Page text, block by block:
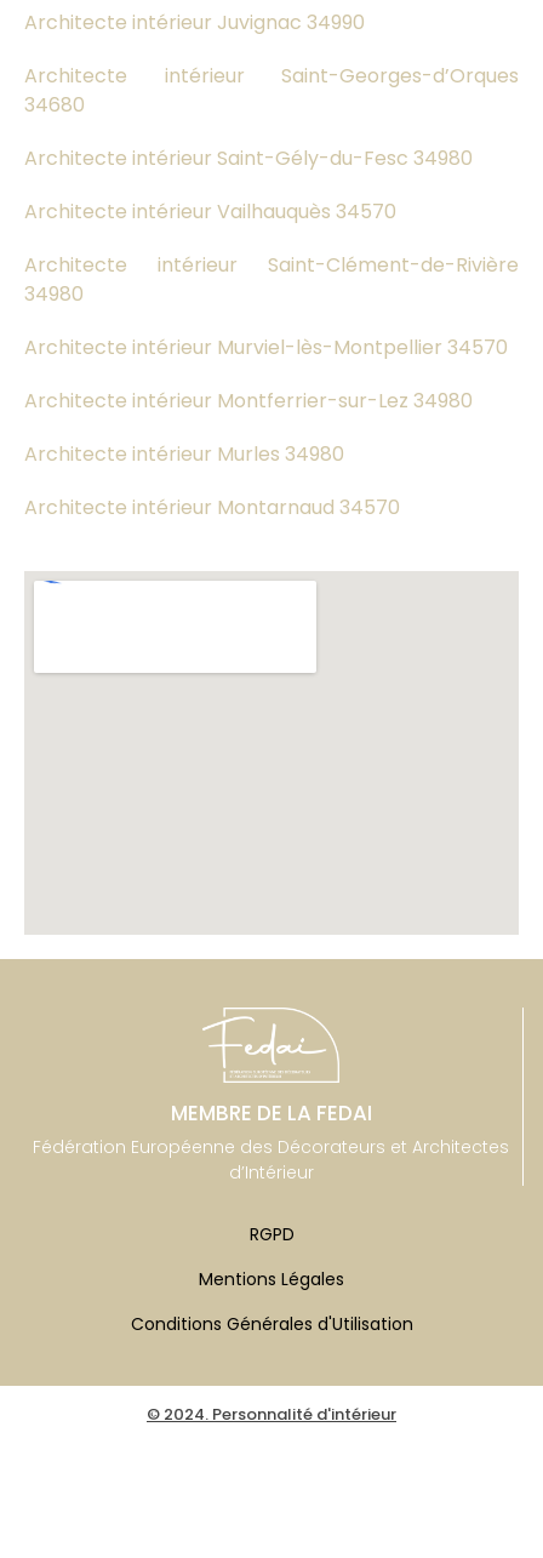
Architecte intérieur Juvignac 34990
Architecte intérieur Saint-Georges-d’Orques
34680
Architecte intérieur Saint-Gély-du-Fesc 34980
Architecte intérieur Vailhauquès 34570
Architecte intérieur Saint-Clément-de-Rivière
34980
Architecte intérieur Murviel-lès-Montpellier 34570
Architecte intérieur Montferrier-sur-Lez 34980
Architecte intérieur Murles 34980
Architecte intérieur Montarnaud 34570
MEMBRE DE LA FEDAI
Fédération Européenne des Décorateurs et Architectes
d’Intérieur
RGPD
Mentions Légales
Conditions Générales d'Utilisation
© 2024. Personnalité d'intérieur